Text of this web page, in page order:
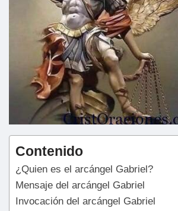
Contenido
¿Quien es el arcángel Gabriel?
Mensaje del arcángel Gabriel
Invocación del arcángel Gabriel